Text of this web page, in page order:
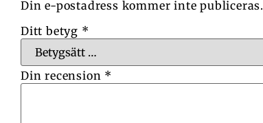
Din e-postadress kommer inte publiceras.
Ditt betyg *
Din recension *